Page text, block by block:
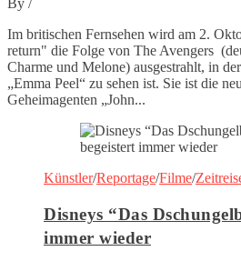
Im britischen Fernsehen wird am 2.
return" die Folge von The Avengers
Charme und Melone) ausgestrahlt, in
„Emma Peel“ zu sehen ist. Sie ist die
Geheimagenten „John...
Künstler/Reportage/Filme/
Disneys “Das
immer wieder